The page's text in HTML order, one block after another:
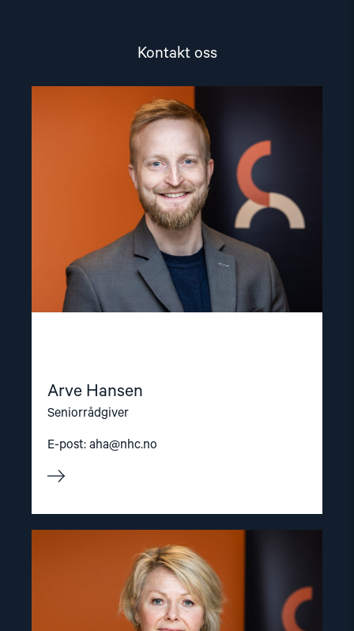
Kontakt oss
Arve Hansen
Seniorrådgiver
E-post: aha@nhc.no
article
"Arve
Hansen"
article
"Berit
Lindeman"